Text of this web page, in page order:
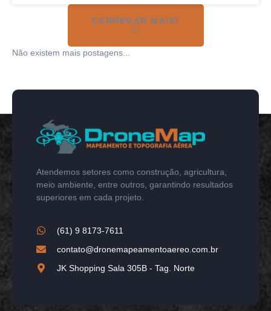
CARREGAR MAIS!
Não existem mais postagens...
Atendemos setores como construção, agricultura,
meio ambiente, entre outros, garantindo resultados
superiores em cada projeto.
(61) 9 8173-7611
contato@dronemapeamentoaereo.com.br
JK Shopping Sala 305B - Tag. Norte